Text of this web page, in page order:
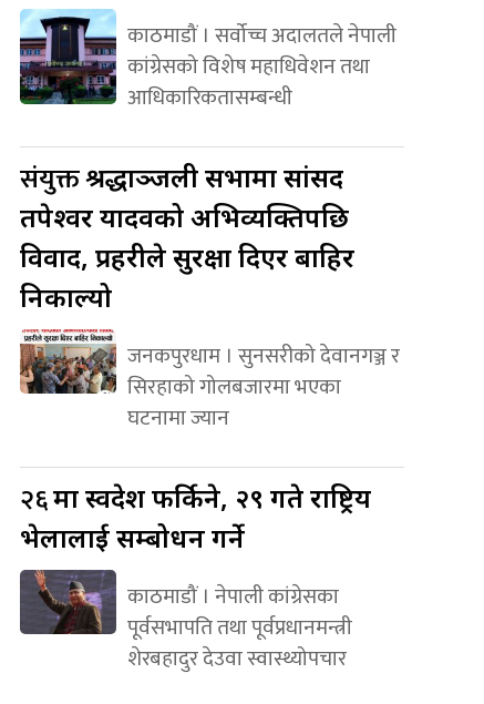
काठमाडौं । सर्वोच्च अदालतले नेपाली
कांग्रेसको विशेष महाधिवेशन तथा
आधिकारिकतासम्बन्धी
संयुक्तश्रद्धाञ्जली सभामा सांसद
तपेश्वर यादवको अभिव्यक्तिपछि
विवाद, प्रहरीले सुरक्षा दिएर बाहिर
निकाल्यो
जनकपुरधाम । सुनसरीको देवानगञ्ज र
सिरहाको गोलबजारमा भएका
घटनामा ज्यान
२६मा स्वदेश फर्किने, २९ गते राष्ट्रिय
भेलालाई सम्बोधन गर्ने
काठमाडौं । नेपाली कांग्रेसका
पूर्वसभापति तथा पूर्वप्रधानमन्त्री
शेरबहादुर देउवा स्वास्थ्योपचार